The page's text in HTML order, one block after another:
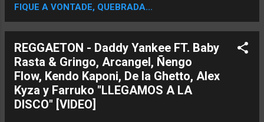
desenvolveu e de que modo ele chega no
FIQUE A VONTADE, QUEBRADA...
REGGAETON - Daddy Yankee FT. Baby
Rasta & Gringo, Arcangel, Ñengo
Flow, Kendo Kaponi, De la Ghetto, Alex
Kyza y Farruko "LLEGAMOS A LA
DISCO" [VIDEO]